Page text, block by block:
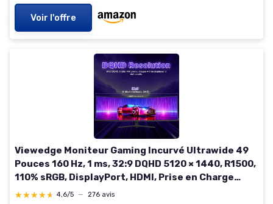
Voir l'offre
Viewedge Moniteur Gaming Incurvé Ultrawide 49
Pouces 160 Hz, 1 ms, 32:9 DQHD 5120 × 1440, R1500,
110% sRGB, DisplayPort, HDMI, Prise en Charge
Crosshair et Montage Mural 49 Pouces 49 DQHD
★★★★★
★★★★★ 4,6/5 — 276 avis